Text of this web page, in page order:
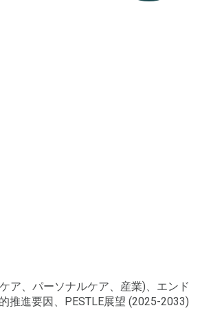
ア、パーソナルケア、産業)、エンド
推進要因、PESTLE展望 (2025-2033)